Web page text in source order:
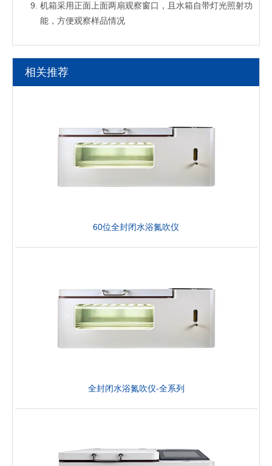
机箱采用正面上面两扇观察窗口，且水箱自带灯光照射功
能，方便观察样品情况
相关推荐
60位全封闭水浴氮吹仪
全封闭水浴氮吹仪-全系列